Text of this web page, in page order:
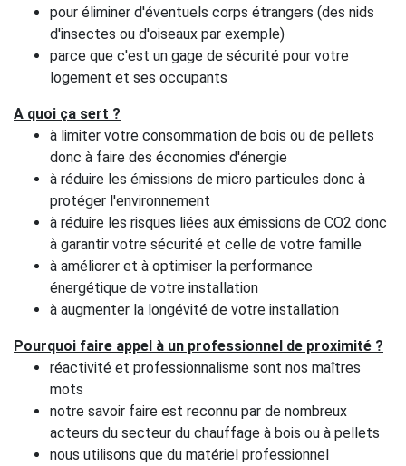
pour éliminer d'éventuels corps étrangers (des nids
d'insectes ou d'oiseaux par exemple)
parce que c'est un gage de sécurité pour votre
logement et ses occupants
A quoi ça sert ?
à limiter votre consommation de bois ou de pellets
donc à faire des économies d'énergie
à réduire les émissions de micro particules donc à
protéger l'environnement
à réduire les risques liées aux émissions de CO2 donc
à garantir votre sécurité et celle de votre famille
à améliorer et à optimiser la performance
énergétique de votre installation
à augmenter la longévité de votre installation
Pourquoi faire appel à un professionnel de proximité ?
réactivité et professionnalisme sont nos maîtres
mots
notre savoir faire est reconnu par de nombreux
acteurs du secteur du chauffage à bois ou à pellets
nous utilisons que du matériel professionnel